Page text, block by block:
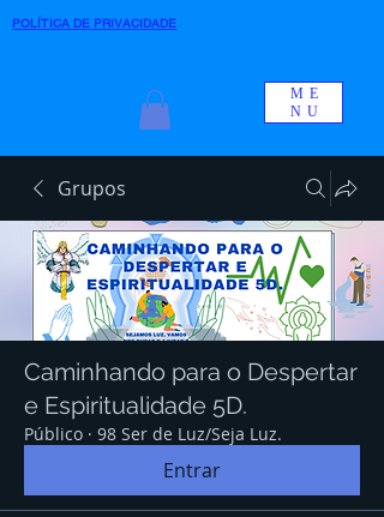
ME
NU
POLÍTICA DE PRIVACIDADE
Grupos
Caminhando para o Despertar
e Espiritualidade 5D.
Público · 98 Ser de Luz/Seja Luz.
Entrar